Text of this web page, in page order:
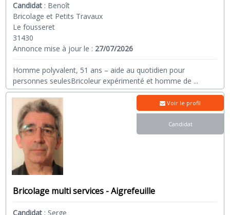
Candidat : Benoît
Bricolage et Petits Travaux
Le fousseret
31430
Annonce mise à jour le : 27/07/2026
Homme polyvalent, 51 ans – aide au quotidien pour
personnes seulesBricoleur expérimenté et homme de ...
Bricolage multi services - Aigrefeuille
Candidat : Serge
Voir le profil
Candidat